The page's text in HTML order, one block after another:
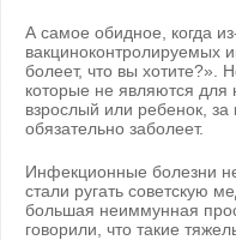
А самое обидное, когда
вакциноконтролируемых
болеет, что вы хотите?».
которые не являются
взрослый или ребенок, за
обязательно заболеет.
Инфекционные болезни
стали ругать советскую
большая неиммунная
говорили, что такие